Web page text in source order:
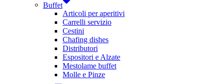
Buffet
Articoli per aperitivi
Carrelli servizio
Cestini
Chafing dishes
Distributori
Espositori e Alzate
Mestolame buffet
Molle e Pinze